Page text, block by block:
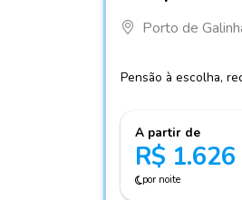
Porto de
Pensão à escolha,
A partir de
R$ 1.626
por noite